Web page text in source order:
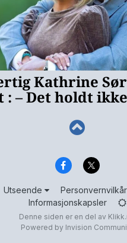
Utseende Personvernvilkår
Informasjonskapsler
Denne siden er en del av
Powered by Invision